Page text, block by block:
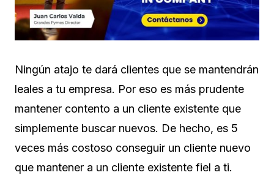
Ningún atajo te dará clientes que se mantendrán
leales a tu empresa. Por eso es más prudente
mantener contento a un cliente existente que
simplemente buscar nuevos. De hecho, es 5
veces más costoso conseguir un cliente nuevo
que mantener a un cliente existente fiel a ti.